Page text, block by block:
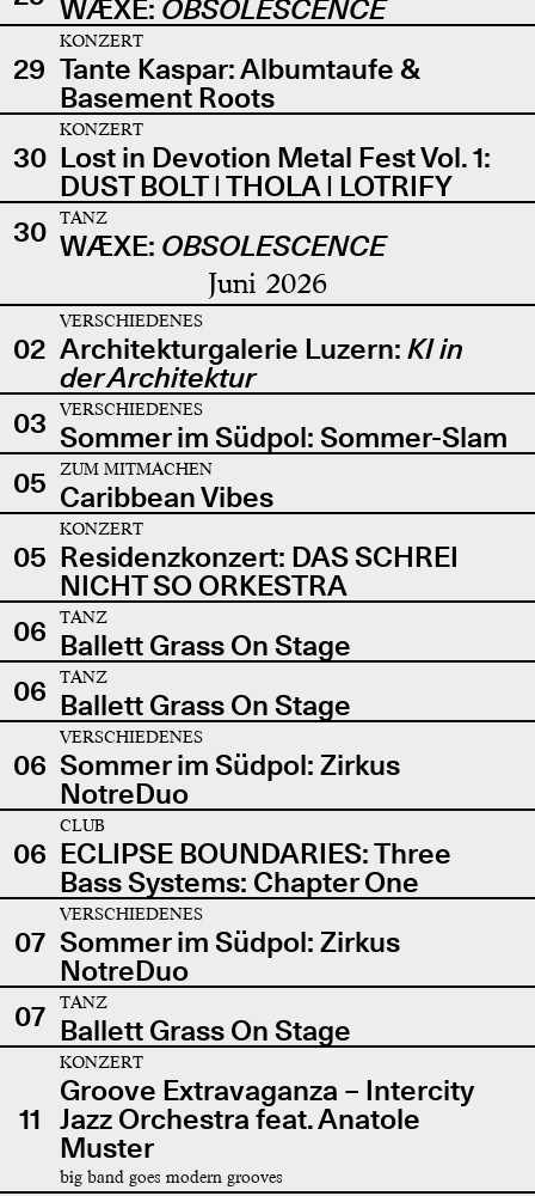
WÆXE: OBSOLESCENCE
29
KONZERT
Tante Kaspar: Albumtaufe &
Basement Roots
30
KONZERT
Lost in Devotion Metal Fest Vol. 1:
DUST BOLT | THOLA | LOTRIFY
30
TANZ
WÆXE: OBSOLESCENCE
Juni 2026
02
VERSCHIEDENES
Architekturgalerie Luzern: KI in
der Architektur
03
VERSCHIEDENES
Sommer im Südpol: Sommer-Slam
05
ZUM MITMACHEN
Caribbean Vibes
05
KONZERT
Residenzkonzert: DAS SCHREI
NICHT SO ORKESTRA
06
TANZ
Ballett Grass On Stage
06
TANZ
Ballett Grass On Stage
06
VERSCHIEDENES
Sommer im Südpol: Zirkus
NotreDuo
06
CLUB
ECLIPSE BOUNDARIES: Three
Bass Systems: Chapter One
07
VERSCHIEDENES
Sommer im Südpol: Zirkus
NotreDuo
07
TANZ
Ballett Grass On Stage
11
KONZERT
Groove Extravaganza – Intercity
Jazz Orchestra feat. Anatole
Muster
big band goes modern grooves